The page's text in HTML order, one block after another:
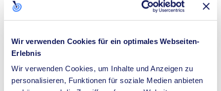
Wir verwenden Cookies für ein optimales Webseiten-
Erlebnis
Wir verwenden Cookies, um Inhalte und Anzeigen zu
personalisieren, Funktionen für soziale Medien anbieten
Dämmung